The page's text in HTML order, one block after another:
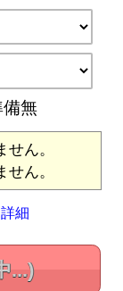
無
ん。
ん。
詳細
...)